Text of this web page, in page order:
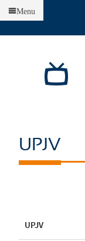
Menu
UPJV
UPJV